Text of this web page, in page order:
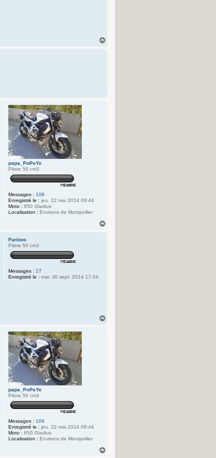
papa_PoPeYe
Pilote 50 cm3
Messages : 106
Enregistré le : jeu. 22 mai 2014 08:44
Moto : 650 Gladius
Localisation : Environs de Montpellier
Furioos
Pilote 50 cm3
Messages : 27
Enregistré le : mar. 30 sept. 2014 17:04
papa_PoPeYe
Pilote 50 cm3
Messages : 106
Enregistré le : jeu. 22 mai 2014 08:44
Moto : 650 Gladius
Localisation : Environs de Montpellier